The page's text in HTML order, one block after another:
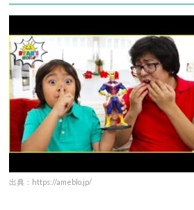
出典：https://ameblo.jp/